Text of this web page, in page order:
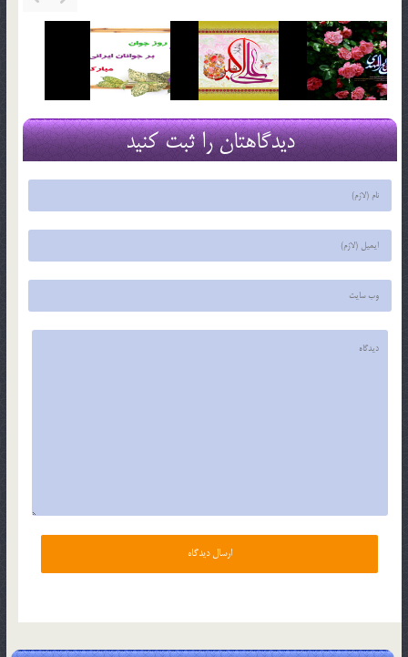
دیدگاهتان را ثبت کنید